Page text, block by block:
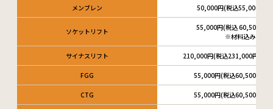
メンブレン 50,000円(税込55,000円)
ソケットリフト
55,000円(税込 60,500円)
※材料込み
サイナスリフト 210,000円(税込231,000円)／
FGG 55,000円(税込60,500円)／
CTG 55,000円(税込60,500円)／